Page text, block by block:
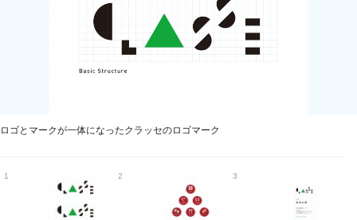
1 2 3
ロゴとマークが一体になったクラッセのロゴマーク